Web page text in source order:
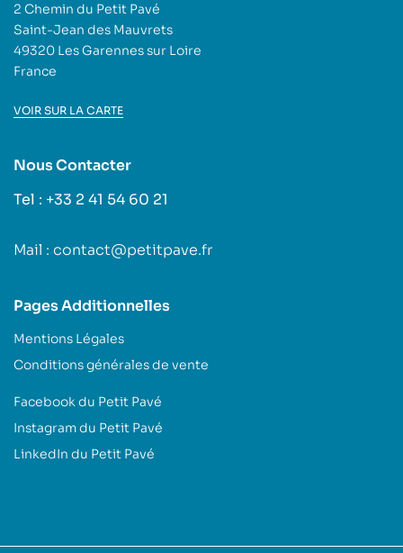
2 Chemin du Petit Pavé
Saint-Jean des Mauvrets
49320 Les Garennes sur Loire
France
VOIR SUR LA CARTE
Nous Contacter
Tel : +33 2 41 54 60 21
Mail : contact@petitpave.fr
Pages Additionnelles
Mentions Légales
Conditions générales de vente
Facebook du Petit Pavé
Instagram du Petit Pavé
LinkedIn du Petit Pavé